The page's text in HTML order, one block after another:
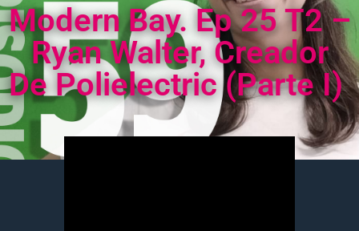
Modern Bay. Ep 25 T2 –
Ryan Walter, Creador
De Polielectric (parte I)